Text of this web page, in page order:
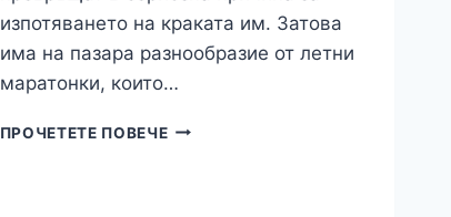
изпотяването на краката им. Затова
има на пазара разнообразие от летни
маратонки, които…
ПРОЧЕТЕТЕ ПОВЕЧЕЗА